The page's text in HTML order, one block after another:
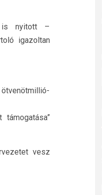
is nyitott –
igazoltan
vesz